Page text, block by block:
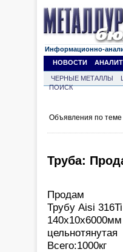
Информационно-
НОВОСТИ
ЧЕРНЫЕ МЕТАЛЛЫ
ПОИСК
Объявления по теме
Труба:
Продам
Трубу Aisi 316Ti
140x10x6000мм
цельнотянутая
Всего:1000кг